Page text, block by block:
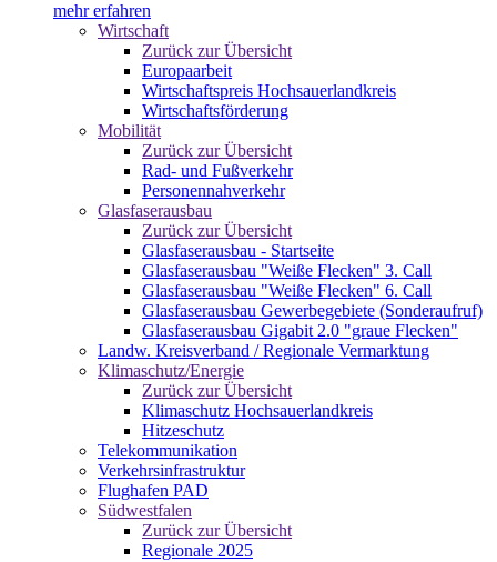
mehr erfahren
Wirtschaft
Zurück zur Übersicht
Europaarbeit
Wirtschaftspreis Hochsauerlandkreis
Wirtschaftsförderung
Mobilität
Zurück zur Übersicht
Rad- und Fußverkehr
Personennahverkehr
Glasfaserausbau
Zurück zur Übersicht
Glasfaserausbau - Startseite
Glasfaserausbau "Weiße Flecken" 3. Call
Glasfaserausbau "Weiße Flecken" 6. Call
Glasfaserausbau Gewerbegebiete (Sonderaufruf)
Glasfaserausbau Gigabit 2.0 "graue Flecken"
Landw. Kreisverband / Regionale Vermarktung
Klimaschutz/Energie
Zurück zur Übersicht
Klimaschutz Hochsauerlandkreis
Hitzeschutz
Telekommunikation
Verkehrsinfrastruktur
Flughafen PAD
Südwestfalen
Zurück zur Übersicht
Regionale 2025